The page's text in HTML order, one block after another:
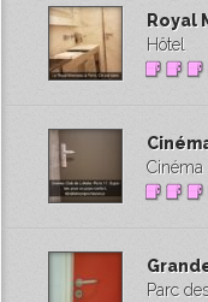
Royal
Hôtel
Cinéma
Parc